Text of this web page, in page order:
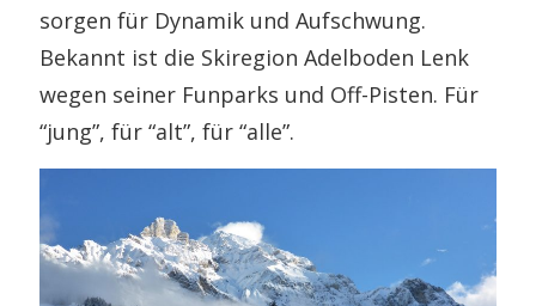
sorgen für Dynamik und Aufschwung.
Bekannt ist die Skiregion Adelboden Lenk
wegen seiner Funparks und Off-Pisten. Für
“jung”, für “alt”, für “alle”.